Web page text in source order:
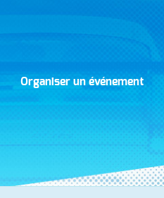
Organiser un événement